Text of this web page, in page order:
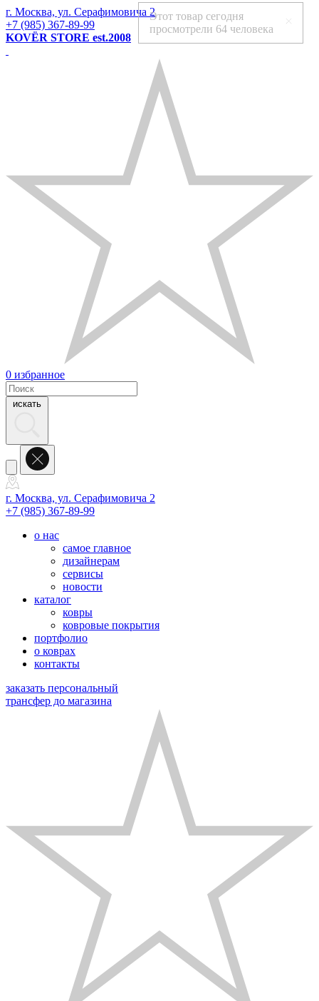
г. Москва, ул. Серафимовича 2
+7 (985) 367-89-99
KOVЁR STORE est.2008
0 избранное
г. Москва, ул. Серафимовича 2
+7 (985) 367-89-99
о нас
самое главное
дизайнерам
сервисы
новости
каталог
ковры
ковровые покрытия
портфолио
о коврах
контакты
заказать персональный
трансфер до магазина
Этот товар сегодня
просмотрели 64 человека